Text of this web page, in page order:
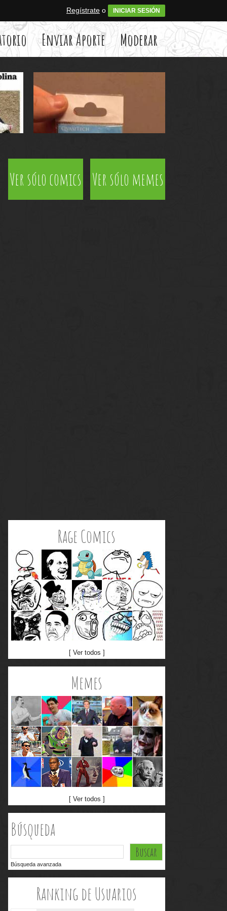
Regístrate o INICIAR SESIÓN
Enviar Aporte Moderar
Ver sólo comics Ver sólo memes
Rage Comics
[ Ver todos ]
Memes
[ Ver todos ]
Búsqueda
Búsqueda avanzada
Ranking de Usuarios